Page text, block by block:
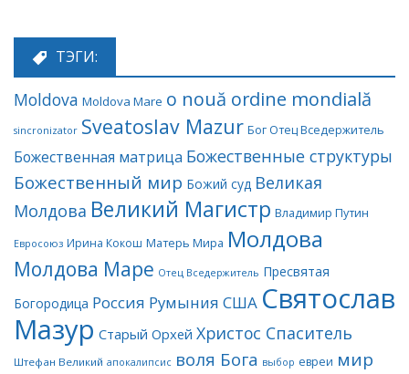
ТЭГИ:
Moldova Moldova Mare o nouă ordine mondială
sincronizator Sveatoslav Mazur Бог Отец Вседержитель
Божественная матрица Божественные структуры
Божественный мир Божий суд Великая
Молдова Великий Магистр Владимир Путин
Евросоюз Ирина Кокош Матерь Мира Молдова
Молдова Маре Отец Вседержитель Пресвятая
Богородица Россия Румыния США Святослав
Мазур Старый Орхей Христос Спаситель
Штефан Великий апокалипсис воля Бога выбор евреи мир